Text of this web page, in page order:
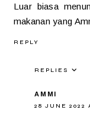
Luar biasa
makanan yang
REPLY
REPLIES
AMMI
28 JUNE 2022